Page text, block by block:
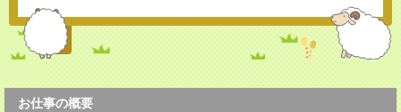
お仕事の概要